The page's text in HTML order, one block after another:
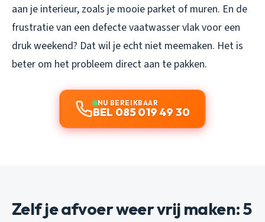
aan je interieur, zoals je mooie parket of muren. En de
frustratie van een defecte vaatwasser vlak voor een
druk weekend? Dat wil je echt niet meemaken. Het is
beter om het probleem direct aan te pakken.
NU BEREIKBAAR
BEL 085 019 49 30
Zelf je afvoer weer vrij maken: 5